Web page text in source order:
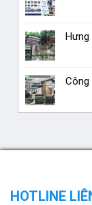
Hưng
Công
HOTLINE